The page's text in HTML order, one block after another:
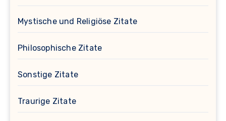
Mystische und Religiöse Zitate
Philosophische Zitate
Sonstige Zitate
Traurige Zitate